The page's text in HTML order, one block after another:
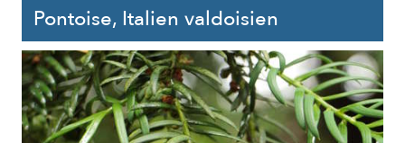
Pontoise, Italien valdoisien